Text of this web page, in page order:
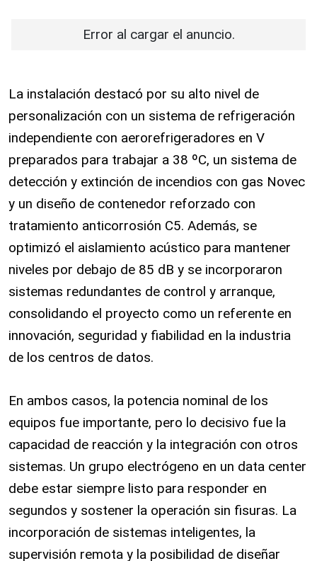
Error al cargar el anuncio.
La instalación destacó por su alto nivel de
personalización con un sistema de refrigeración
independiente con aerorefrigeradores en V
preparados para trabajar a 38 ºC, un sistema de
detección y extinción de incendios con gas Novec
y un diseño de contenedor reforzado con
tratamiento anticorrosión C5. Además, se
optimizó el aislamiento acústico para mantener
niveles por debajo de 85 dB y se incorporaron
sistemas redundantes de control y arranque,
consolidando el proyecto como un referente en
innovación, seguridad y fiabilidad en la industria
de los centros de datos.
En ambos casos, la potencia nominal de los
equipos fue importante, pero lo decisivo fue la
capacidad de reacción y la integración con otros
sistemas. Un grupo electrógeno en un data center
debe estar siempre listo para responder en
segundos y sostener la operación sin fisuras. La
incorporación de sistemas inteligentes, la
supervisión remota y la posibilidad de diseñar